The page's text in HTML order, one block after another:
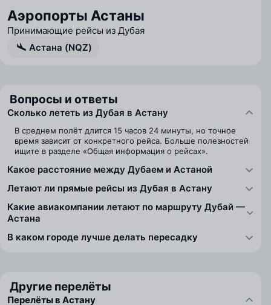
Аэропорты Астаны
Принимающие рейсы из Дубая
Астана (NQZ)
Вопросы и ответы
Сколько лететь из Дубая в Астану
В среднем полёт длится 15 часов 24 минуты, но точное
время зависит от конкретного рейса. Больше полезностей
ищите в разделе «Общая информация о рейсах».
Какое расстояние между Дубаем и Астаной
Летают ли прямые рейсы из Дубая в Астану
Какие авиакомпании летают по маршруту Дубай —
Астана
В каком городе лучше делать пересадку
Другие перелёты
Перелёты в Астану